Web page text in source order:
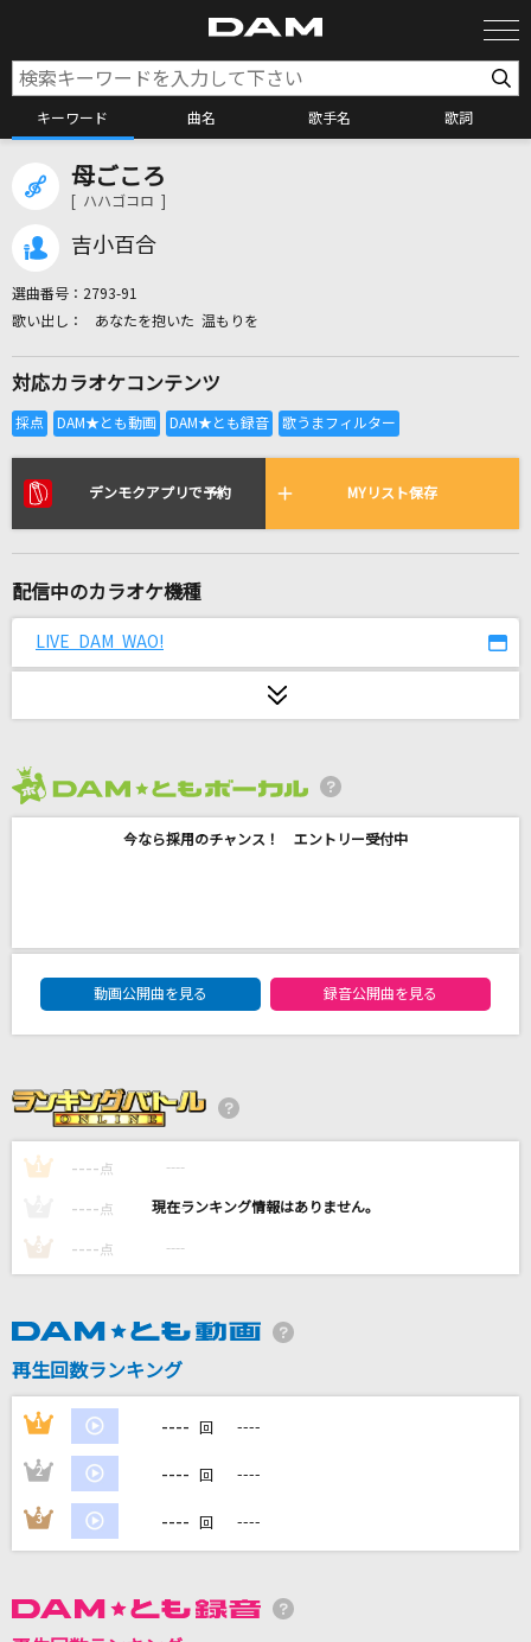
キーワード 曲名 歌手名 歌詞
全国りれき
リアルタイムで歌われている曲の一覧
[生音]ひまわりの約束
Again
ESCAPE
M!LK
†吸tie Ladies†
ソフィー・トワイライト(CV:富田美憂)、天野灯(CV:篠原侑)、夏木ひなた
(CV:Lynn)、エリー(CV:和氣あず未)
ライラック
Runner
爆風スランプ(BAKUFU-SLUMP)
DAMの新曲・ランキングなど
母ごころ
[ ハハゴコロ ]
吉小百合
選曲番号： 2793-91
あなたを抱いた 温もりを
対応カラオケコンテンツ
デンモクアプリで予約 MYリスト保存
配信中のカラオケ機種
LIVE DAM WAO!
今なら採用のチャンス！ エントリー受付中
DAM★ともボーカルエントリーランキング
動画公開曲を見る
録音公開曲を見る
1 ---- 点 ----
---- 点 ----
3 ---- 点 ----
再生回数ランキング
1 ---- 回 ----
2 ---- 回 ----
3 ---- 回 ----